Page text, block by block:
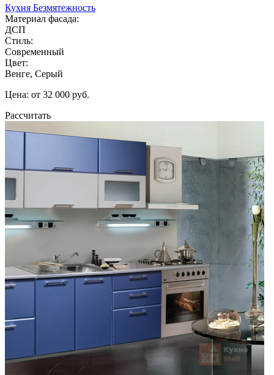
Кухня Безмятежность
Материал фасада:
ДСП
Стиль:
Современный
Цвет:
Венге, Серый
Цена: от 32 000 руб.
Рассчитать